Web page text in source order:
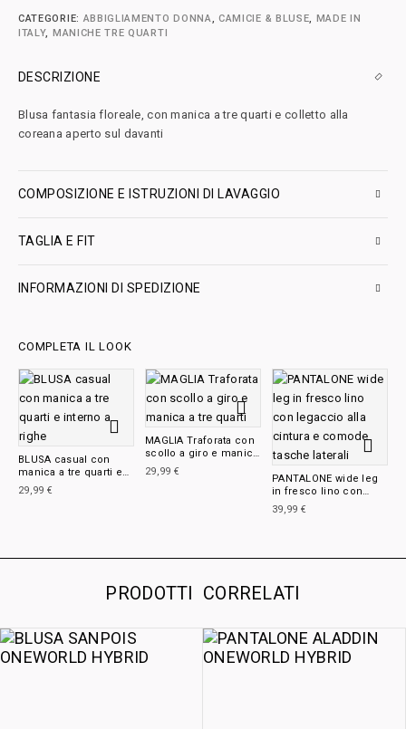
CATEGORIE: ABBIGLIAMENTO DONNA, CAMICIE & BLUSE, MADE IN
ITALY, MANICHE TRE QUARTI
DESCRIZIONE
Blusa fantasia floreale, con manica a tre quarti e colletto alla
coreana aperto sul davanti
COMPOSIZIONE E ISTRUZIONI DI LAVAGGIO
TAGLIA E FIT
INFORMAZIONI DI SPEDIZIONE
COMPLETA IL LOOK
BLUSA casual con
manica a tre quarti e
interno a righe
29,99 €
MAGLIA Traforata con
scollo a giro e manica
a tre quarti
29,99 €
PANTALONE wide leg
in fresco lino con
legaccio alla cintura e
comode tasche
39,99 €
PRODOTTI CORRELATI